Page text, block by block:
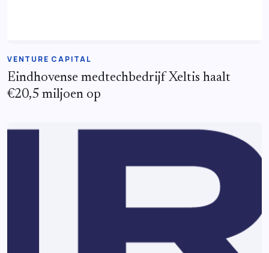
VENTURE CAPITAL
Eindhovense medtechbedrijf Xeltis haalt
€20,5 miljoen op